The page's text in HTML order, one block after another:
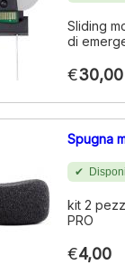
Sliding
di
€30,00
Spugna
kit 2
PRO
€4,00